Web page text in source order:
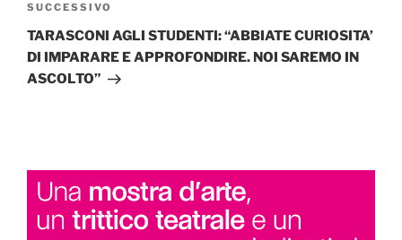
Articolo
successivo
SUCCESSIVO
TARASCONI AGLI STUDENTI: “ABBIATE CURIOSITA’
DI IMPARARE E APPROFONDIRE. NOI SAREMO IN
ASCOLTO”